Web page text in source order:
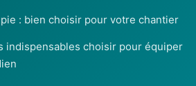
: bien choisir pour votre chantier
indispensables choisir pour équiper